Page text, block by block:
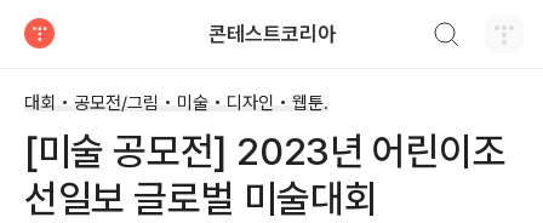
콘테스트코리아
대회 • 공모전/그림 • 미술 • 디자인 • 웹툰.
[미술 공모전] 2023년 어린이조
선일보 글로벌 미술대회